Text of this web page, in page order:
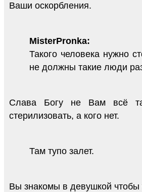
Ваши оскорбления.
MisterPronka:
Такого человека нужно
не должны такие люди
Слава Богу не Вам всё
стерилизовать, а кого нет.
Там тупо залет.
Вы знакомы в девушкой чтобы